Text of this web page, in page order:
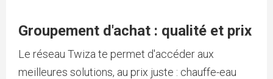
Groupement d'achat : qualité et prix
Le réseau Twiza te permet d'accéder aux
meilleures solutions, au prix juste : chauffe-eau